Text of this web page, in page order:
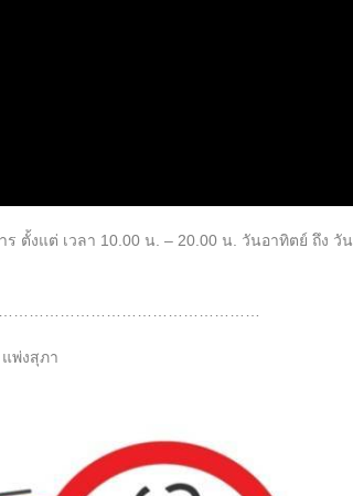
ตั้งแต่ เวลา 10.00 น. – 20.00 น. วันอาทิตย์ ถึง วัน
พ่งสุภา